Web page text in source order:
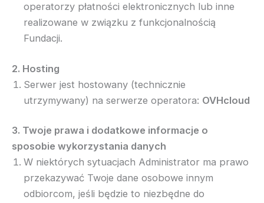
operatorzy płatności elektronicznych lub inne
realizowane w związku z funkcjonalnością
Fundacji.
2. Hosting
Serwer jest hostowany (technicznie
utrzymywany) na serwerze operatora: OVHcloud
3. Twoje prawa i dodatkowe informacje o
sposobie wykorzystania danych
W niektórych sytuacjach Administrator ma prawo
przekazywać Twoje dane osobowe innym
odbiorcom, jeśli będzie to niezbędne do